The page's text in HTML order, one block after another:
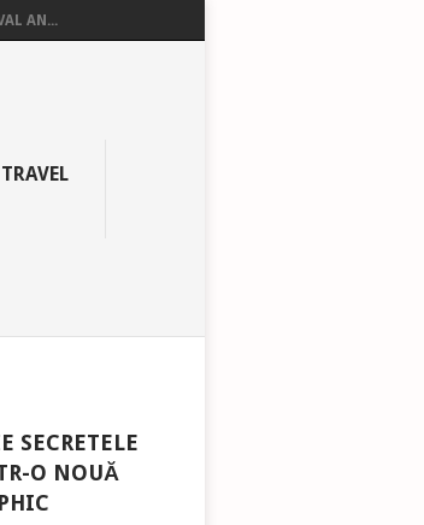
AN...
TRAVEL
SECRETELE
O NOUĂ